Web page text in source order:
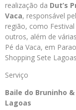
realização da Dut’s
Vaca, responsável
região, como
outros, além de
Pé da Vaca, em
Shopping Sete
Serviço
Baile do Bruninho
Lagoas